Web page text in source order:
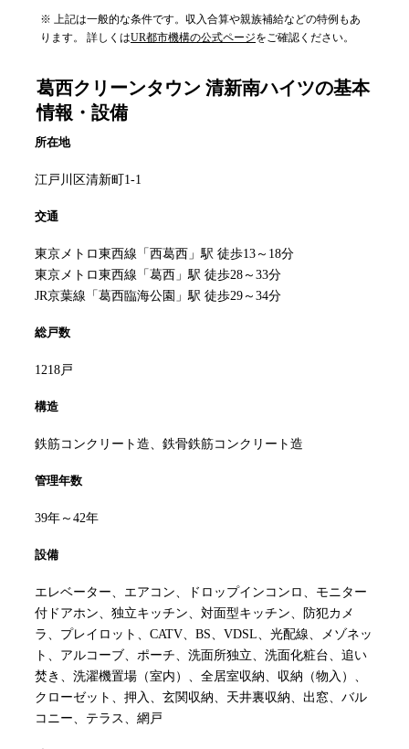
※ 上記は一般的な条件です。収入合算や親族補給などの特例もあ
ります。 詳しくはUR都市機構の公式ページをご確認ください。
葛西クリーンタウン 清新南ハイツの基本
情報・設備
所在地
江戸川区清新町1-1
交通
東京メトロ東西線「西葛西」駅 徒歩13～18分
東京メトロ東西線「葛西」駅 徒歩28～33分
JR京葉線「葛西臨海公園」駅 徒歩29～34分
総戸数
1218戸
構造
鉄筋コンクリート造、鉄骨鉄筋コンクリート造
管理年数
39年～42年
設備
エレベーター、エアコン、ドロップインコンロ、モニター
付ドアホン、独立キッチン、対面型キッチン、防犯カメ
ラ、プレイロット、CATV、BS、VDSL、光配線、メゾネッ
ト、アルコーブ、ポーチ、洗面所独立、洗面化粧台、追い
焚き、洗濯機置場（室内）、全居室収納、収納（物入）、
クローゼット、押入、玄関収納、天井裏収納、出窓、バル
コニー、テラス、網戸